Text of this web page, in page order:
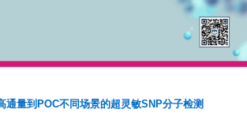
通量到POC不同场景的超灵敏SNP分子检测